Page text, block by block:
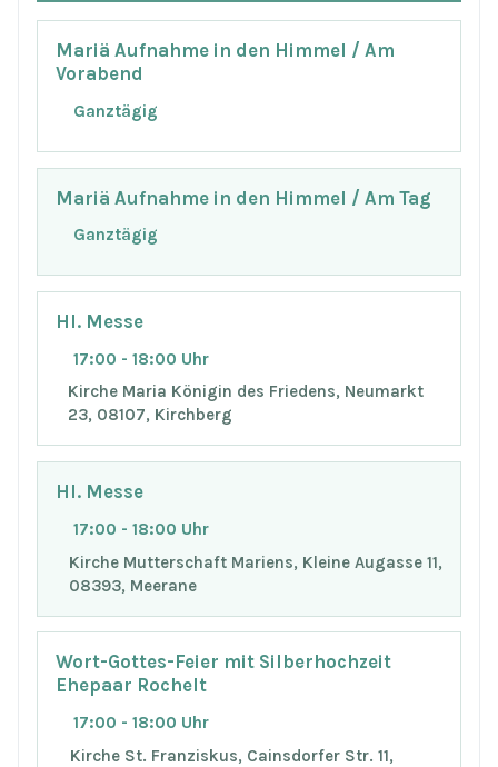
Mariä Aufnahme in den Himmel / Am
Vorabend
Ganztägig
Mariä Aufnahme in den Himmel / Am Tag
Ganztägig
Hl. Messe
17:00 - 18:00 Uhr
Kirche Maria Königin des Friedens, Neumarkt
23, 08107, Kirchberg
Hl. Messe
17:00 - 18:00 Uhr
Kirche Mutterschaft Mariens, Kleine Augasse 11,
08393, Meerane
Wort-Gottes-Feier mit Silberhochzeit
Ehepaar Rochelt
17:00 - 18:00 Uhr
Kirche St. Franziskus, Cainsdorfer Str. 11,